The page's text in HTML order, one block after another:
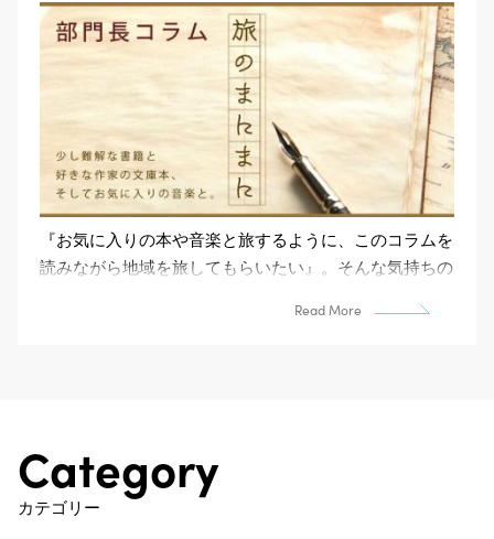
『お気に入りの本や音楽と旅するように、このコラムを
読みながら地域を旅してもらいたい』。そんな気持ちの
Read More
Category
カテゴリー